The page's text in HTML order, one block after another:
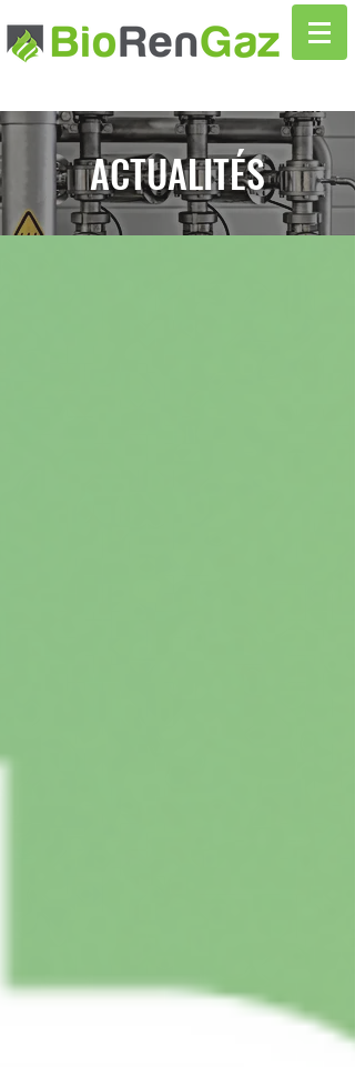
Actualités
ACTUALITÉS